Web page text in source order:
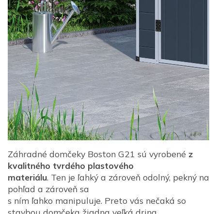
Záhradné domčeky Boston G21 sú vyrobené z
kvalitného tvrdého plastového
materiálu. Ten je ľahký a zároveň odolný, pekný na
pohľad a zároveň sa
s ním ľahko manipuluje. Preto vás nečaká so
stavbou domčeka žiadna veľká drina.